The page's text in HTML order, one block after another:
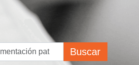
Buscar